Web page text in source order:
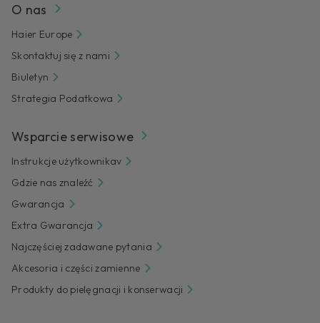
O nas
Haier Europe
Skontaktuj się z nami
Biuletyn
Strategia Podatkowa
Wsparcie serwisowe
Instrukcje użytkownikav
Gdzie nas znaleźć
Gwarancja
Extra Gwarancja
Najczęściej zadawane pytania
Akcesoria i części zamienne
Produkty do pielęgnacji i konserwacji